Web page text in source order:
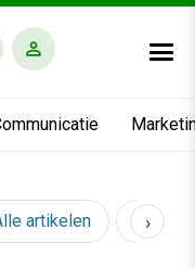
artikelen AI &
›